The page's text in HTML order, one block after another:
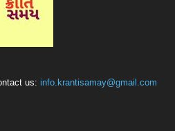
us: info.krantisamay@gmail.com